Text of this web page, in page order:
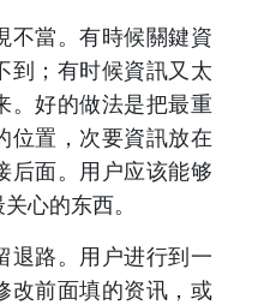
不當。有時候關鍵資
到；有时候資訊又太
。好的做法是把最重
位置，次要資訊放在
后面。用户应该能够
心的东西。
退路。用户进行到一
改前面填的资讯，或